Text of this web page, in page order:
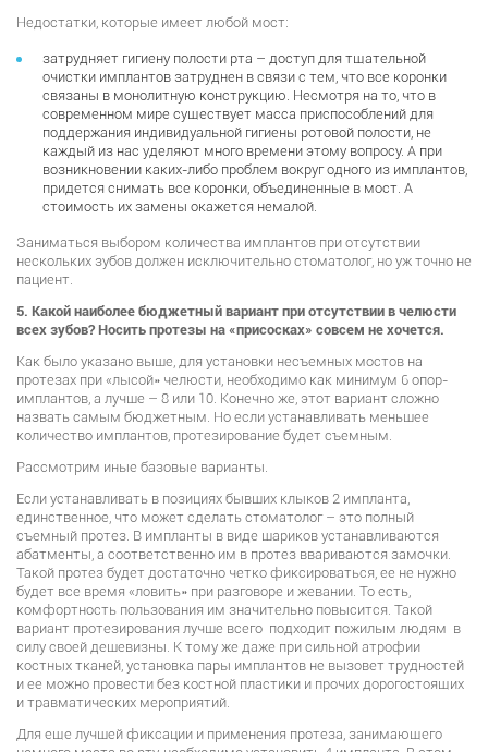
Недостатки, которые имеет любой мост:
затрудняет гигиену полости рта – доступ для тщательной
очистки имплантов затруднен в связи с тем, что все коронки
связаны в монолитную конструкцию. Несмотря на то, что в
современном мире существует масса приспособлений для
поддержания индивидуальной гигиены ротовой полости, не
каждый из нас уделяют много времени этому вопросу. А при
возникновении каких-либо проблем вокруг одного из имплантов,
придется снимать все коронки, объединенные в мост. А
стоимость их замены окажется немалой.
Заниматься выбором количества имплантов при отсутствии
нескольких зубов должен исключительно стоматолог, но уж точно не
пациент.
5. Какой наиболее бюджетный вариант при отсутствии в челюсти
всех зубов? Носить протезы на «присосках» совсем не хочется.
Как было указано выше, для установки несъемных мостов на
протезах при «лысой» челюсти, необходимо как минимум 6 опор-
имплантов, а лучше – 8 или 10. Конечно же, этот вариант сложно
назвать самым бюджетным. Но если устанавливать меньшее
количество имплантов, протезирование будет съемным.
Рассмотрим иные базовые варианты.
Если устанавливать в позициях бывших клыков 2 импланта,
единственное, что может сделать стоматолог – это полный
съемный протез. В импланты в виде шариков устанавливаются
абатменты, а соответственно им в протез ввариваются замочки.
Такой протез будет достаточно четко фиксироваться, ее не нужно
будет все время «ловить» при разговоре и жевании. То есть,
комфортность пользования им значительно повысится. Такой
вариант протезирования лучше всего подходит пожилым людям в
силу своей дешевизны. К тому же даже при сильной атрофии
костных тканей, установка пары имплантов не вызовет трудностей
и ее можно провести без костной пластики и прочих дорогостоящих
и травматических мероприятий.
Для еще лучшей фиксации и применения протеза, занимающего